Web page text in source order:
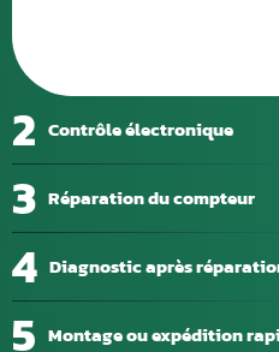
2 Contrôle électronique
3 Réparation du compteur
4 Diagnostic après
5 Montage ou expédition